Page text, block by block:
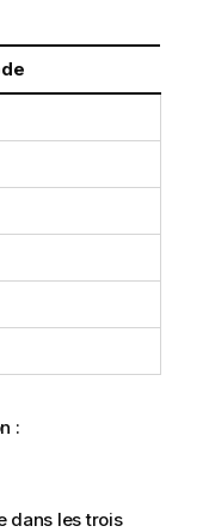
:
dans les trois